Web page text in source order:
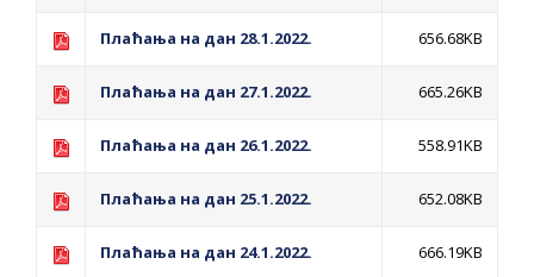
НА ГРАДСКИ МЈЕСЕЧНИ БОРАЧКИ
ВОЈСКЕ РЕПУБЛИКЕ СРПСКЕ У СТАЊУ
ЈАВНИ ПОЗИВ ЗА НАЈЉЕПШЕ УРЕЂЕНО
Плаћања на дан 28.1.2022. 656.68KB
Плаћања на дан 27.1.2022. 665.26KB
Плаћања на дан 26.1.2022. 558.91KB
Плаћања на дан 25.1.2022. 652.08KB
Плаћања на дан 24.1.2022. 666.19KB